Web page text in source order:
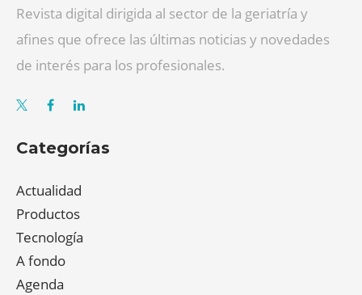
Revista digital dirigida al sector de la geriatría y
afines que ofrece las últimas noticias y novedades
de interés para los profesionales.
Categorías
Actualidad
Productos
Tecnología
A fondo
Agenda